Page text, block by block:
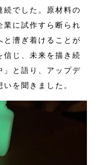
続でした。原材料の
業に試作すら断られ
と漕ぎ着けることが
信じ、未来を描き続
」と語り、アップデ
を聞きました。